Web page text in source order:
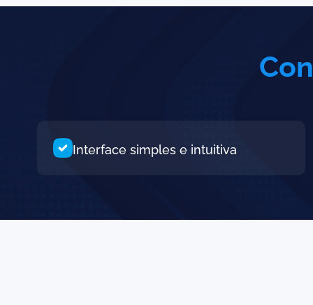
Interface simples e intuitiva